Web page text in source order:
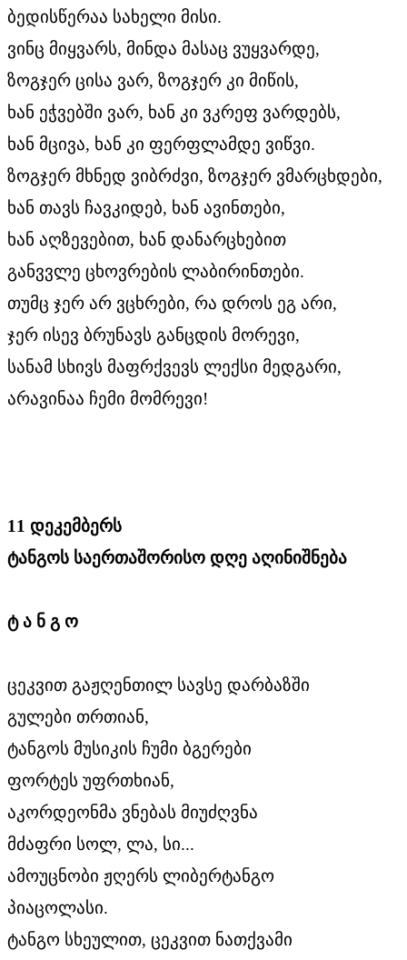
ბედისწერაა სახელი მისი.
ვინც მიყვარს, მინდა მასაც ვუყვარდე,
ზოგჯერ ცისა ვარ, ზოგჯერ კი მიწის,
ხან ეჭვებში ვარ, ხან კი ვკრეფ ვარდებს,
ხან მცივა, ხან კი ფერფლამდე ვიწვი.
ზოგჯერ მხნედ ვიბრძვი, ზოგჯერ ვმარცხდები,
ხან თავს ჩავკიდებ, ხან ავინთები,
ხან აღზევებით, ხან დანარცხებით
განვვლე ცხოვრების ლაბირინთები.
თუმც ჯერ არ ვცხრები, რა დროს ეგ არი,
ჯერ ისევ ბრუნავს განცდის მორევი,
სანამ სხივს მაფრქვევს ლექსი მედგარი,
არავინაა ჩემი მომრევი!
11 დეკემბერს
ტანგოს საერთაშორისო დღე აღინიშნება
ტ ა ნ გ ო
ცეკვით გაჟღენთილ სავსე დარბაზში
გულები თრთიან,
ტანგოს მუსიკის ჩუმი ბგერები
ფორტეს უფრთხიან,
აკორდეონმა ვნებას მიუძღვნა
მძაფრი სოლ, ლა, სი...
ამოუცნობი ჟღერს ლიბერტანგო
პიაცოლასი.
ტანგო სხეულით, ცეკვით ნათქვამი